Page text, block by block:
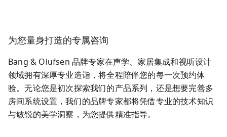
为您量身打造的专属咨询
Bang & Olufsen 品牌专家在声学、家居集成和视听设计
领域拥有深厚专业造诣，将全程陪伴您的每一次预约体
验。无论您是初次探索我们的产品系列，还是想要完善多
房间系统设置，我们的品牌专家都将凭借专业的技术知识
与敏锐的美学洞察，为您提供精准指导。